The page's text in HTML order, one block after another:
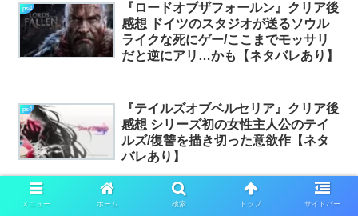
ps4
『ロードオブザフォールン』クリア後
感想 ドイツのスタジオが送るソウル
ライクな死にゲー/ここまでモッサリ
だと逆にアリ…かも【ネタバレあり】
ps4
『テイルズオブベルセリア』クリア後
感想 シリーズ初の女性主人公のテイ
ルズ/復讐を描き切った意欲作【ネタ
バレあり】
メニュー ホーム 検索 トップ サイドバー